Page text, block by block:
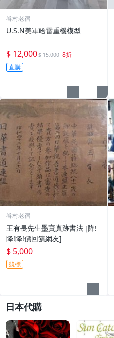
眷村老宿
U.S.N美軍哈雷重機模型
$ 12,000$ 15,000 8折
直購
眷村老宿
王有長先生墨寶真跡書法 [降!
降!降!價回饋網友]
$ 5,000
競標
日本代購